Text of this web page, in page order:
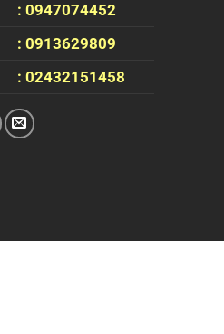
: 0947074452
: 0913629809
: 02432151458